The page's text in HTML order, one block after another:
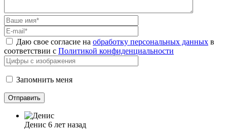
Даю свое согласие на обработку персональных данных в
соответствии с Политикой конфиденциальности
Запомнить меня
Денис 6 лет назад